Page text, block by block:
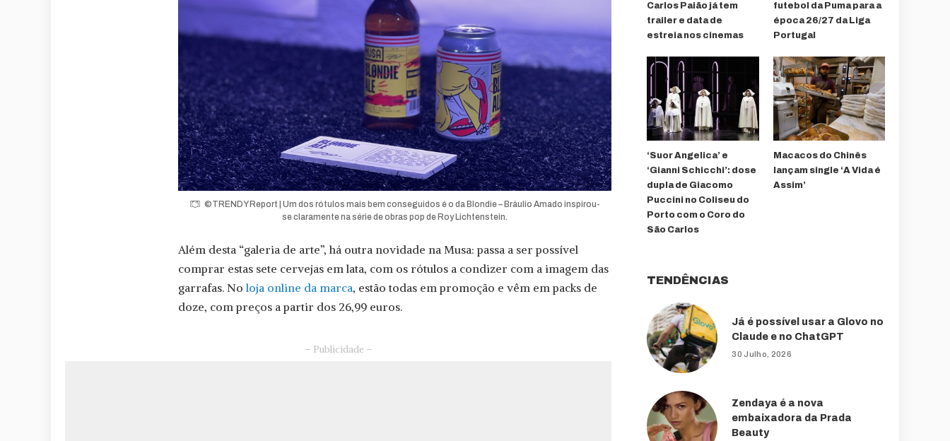
©TRENDY Report | Um dos rótulos mais bem conseguidos é o da Blondie – Bráulio Amado inspirou-
se claramente na série de obras pop de Roy Lichtenstein.
Além desta “galeria de arte”, há outra novidade na Musa: passa a ser possível
comprar estas sete cervejas em lata, com os rótulos a condizer com a imagem das
garrafas. No loja online da marca, estão todas em promoção e vêm em packs de
doze, com preços a partir dos 26,99 euros.
– Publicidade –
Carlos Paião já tem
trailer e data de
estreia nos cinemas
futebol da Puma para a
época 26/27 da Liga
Portugal
‘Suor Angelica’ e
‘Gianni Schicchi’: dose
dupla de Giacomo
Puccini no Coliseu do
Porto com o Coro do
São Carlos
Macacos do Chinês
lançam single ‘A Vida é
Assim’
TENDÊNCIAS
Já é possível usar a Glovo no
Claude e no ChatGPT
30 Julho, 2026
Zendaya é a nova
embaixadora da Prada
Beauty